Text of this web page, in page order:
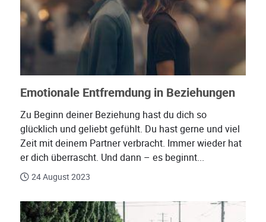
Emotionale Entfremdung in Beziehungen
Zu Beginn deiner Beziehung hast du dich so
glücklich und geliebt gefühlt. Du hast gerne und viel
Zeit mit deinem Partner verbracht. Immer wieder hat
er dich überrascht. Und dann – es beginnt...
24 August 2023